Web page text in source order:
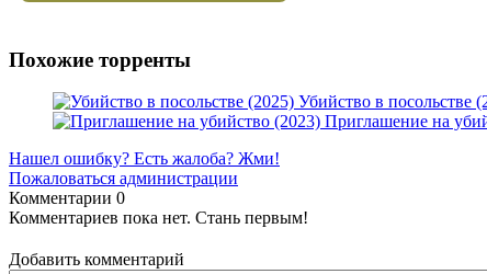
Похожие торренты
Убийство в посольстве
Приглашение на
Нашел ошибку? Есть жалоба? Жми!
Пожаловаться администрации
Комментарии 0
Комментариев пока нет. Стань первым!
Добавить комментарий